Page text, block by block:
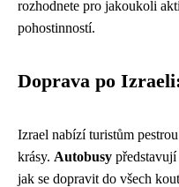
rozhodnete pro jakoukoli
pohostinností.
Doprava po
Izrael nabízí turistům
krásy. Autobusy
jak se dopravit do všech